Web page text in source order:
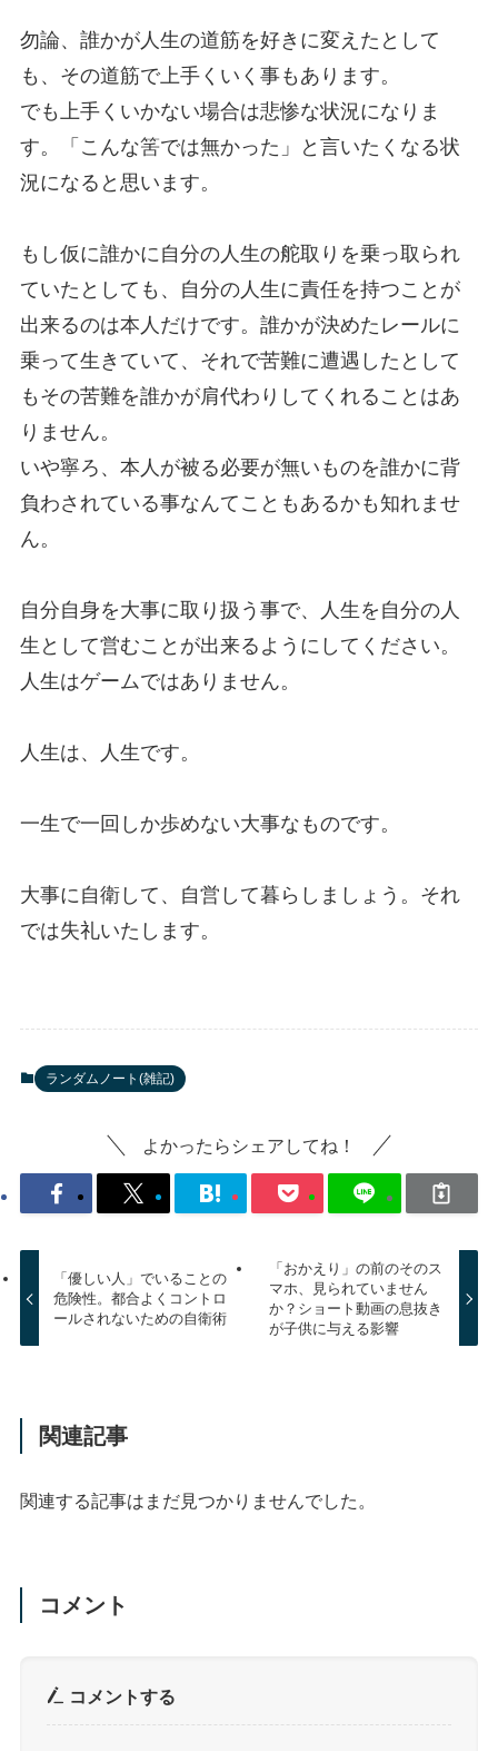
勿論、誰かが人生の道筋を好きに変えたとして
も、その道筋で上手くいく事もあります。
でも上手くいかない場合は悲惨な状況になりま
す。「こんな筈では無かった」と言いたくなる状
況になると思います。
もし仮に誰かに自分の人生の舵取りを乗っ取られ
ていたとしても、自分の人生に責任を持つことが
出来るのは本人だけです。誰かが決めたレールに
乗って生きていて、それで苦難に遭遇したとして
もその苦難を誰かが肩代わりしてくれることはあ
りません。
いや寧ろ、本人が被る必要が無いものを誰かに背
負わされている事なんてこともあるかも知れませ
ん。
自分自身を大事に取り扱う事で、人生を自分の人
生として営むことが出来るようにしてください。
人生はゲームではありません。
人生は、人生です。
一生で一回しか歩めない大事なものです。
大事に自衛して、自営して暮らしましょう。それ
では失礼いたします。
ランダムノート(雑記)
よかったらシェアしてね！
「優しい人」でいることの
危険性。都合よくコントロ
ールされないための自衛術
「おかえり」の前のそのス
マホ、見られていません
か？ショート動画の息抜き
が子供に与える影響
関連記事
関連する記事はまだ見つかりませんでした。
コメント
コメントする